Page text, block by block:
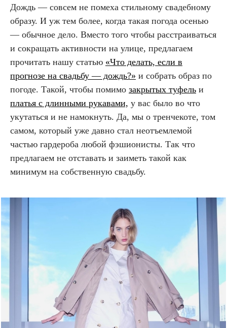
Дождь — совсем не помеха стильному свадебному
образу. И уж тем более, когда такая погода осенью
— обычное дело. Вместо того чтобы расстраиваться
и сокращать активности на улице, предлагаем
прочитать нашу статью «Что делать, если в
прогнозе на свадьбу — дождь?» и собрать образ по
погоде. Такой, чтобы помимо закрытых туфель и
платья с длинными рукавами, у вас было во что
укутаться и не намокнуть. Да, мы о тренчекоте, том
самом, который уже давно стал неотъемлемой
частью гардероба любой фэшионисты. Так что
предлагаем не отставать и заиметь такой как
минимум на собственную свадьбу.